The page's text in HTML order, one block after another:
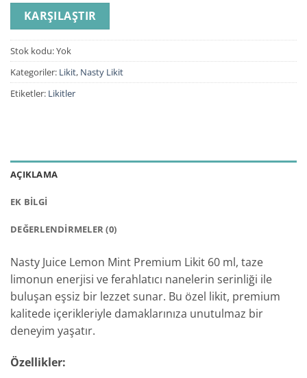
KARŞILAŞTIR
Stok kodu:Yok
Kategoriler: Likit, Nasty Likit
Etiketler: Likitler
AÇIKLAMA
EK BILGI
DEĞERLENDIRMELER (0)
Nasty Juice Lemon Mint Premium Likit 60 ml, taze
limonun enerjisi ve ferahlatıcı nanelerin serinliği ile
buluşan eşsiz bir lezzet sunar. Bu özel likit, premium
kalitede içerikleriyle damaklarınıza unutulmaz bir
deneyim yaşatır.
Özellikler: